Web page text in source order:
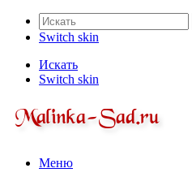
Switch skin
Искать
Switch skin
Меню